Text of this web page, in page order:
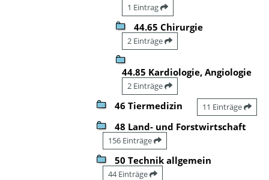
1 Eintrag
44.65 Chirurgie
2 Einträge
44.85 Kardiologie, Angiologie
2 Einträge
46 Tiermedizin 11 Einträge
48 Land- und Forstwirtschaft
156 Einträge
50 Technik allgemein
44 Einträge